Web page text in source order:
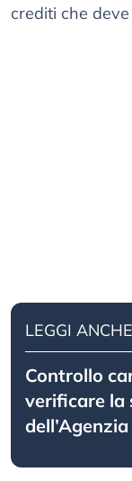
crediti che
LEGGI ANCHE
Controllo
verificare la